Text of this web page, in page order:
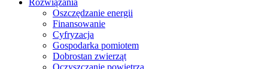
Rozwiązania
​Oszczędzanie energii
Finansowanie
Cyfryzacja
Gospodarka pomiotem
Dobrostan zwierząt